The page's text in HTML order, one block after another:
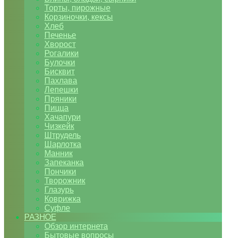
Торты, пирожные
Корзиночки, кексы
Хлеб
Печенье
Хворост
Рогалики
Булочки
Бисквит
Пахлава
Лепешки
Пряники
Пицца
Хачапури
Чизкейк
Штрудель
Шарлотка
Манник
Запеканка
Пончики
Творожник
Глазурь
Коврижка
Суфле
РАЗНОЕ
Обзор интернета
Бытовые вопросы